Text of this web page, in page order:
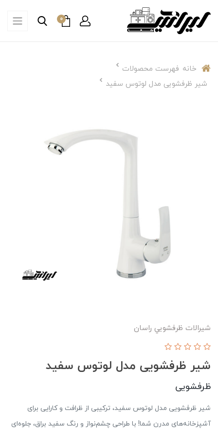
0
خانه فهرست محصولات
شیر ظرفشویی مدل لوتوس سفید
شيرالات ظرفشويي راسان
شیر ظرفشویی مدل لوتوس سفید
ظرفشویی
شیر ظرفشویی مدل لوتوس سفید، ترکیبی از ظرافت و کارایی برای
آشپزخانه‌های مدرن شما! با طراحی چشم‌نواز و رنگ سفید براق، جلوه‌ای